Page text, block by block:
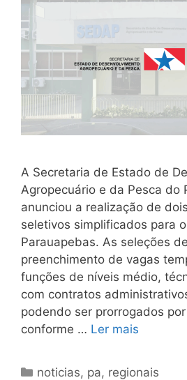
A Secretaria de Estado de
Agropecuário e da Pesca do
anunciou a realização de
seletivos simplificados para
Parauapebas. As seleções
preenchimento de vagas
funções de níveis médio,
com contratos
podendo ser prorrogados
conforme … Ler mais
Categorias
noticias, pa, regionais